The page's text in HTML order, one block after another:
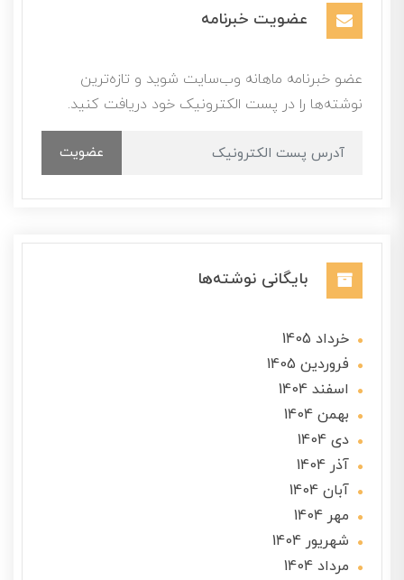
عضویت خبرنامه
عضو خبرنامه ماهانه وب‌سایت شوید و تازه‌ترین
نوشته‌ها را در پست الکترونیک خود دریافت کنید.
عضویت
بایگانی نوشته‌ها
خرداد 1405
فروردین 1405
اسفند 1404
بهمن 1404
دی 1404
آذر 1404
آبان 1404
مهر 1404
شهریور 1404
مرداد 1404